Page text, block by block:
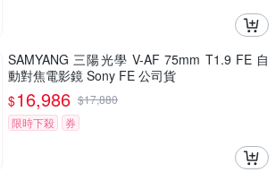
SAMYANG 三陽光學 V-AF 75mm T1.9 FE 自
動對焦電影鏡 Sony FE 公司貨
$16,986 $17,880
限時下殺
券